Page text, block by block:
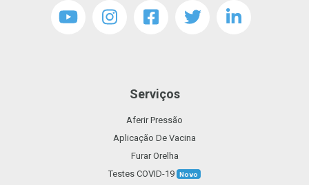
Serviços
Aferir Pressão
Aplicação De Vacina
Furar Orelha
Testes COVID-19 Novo